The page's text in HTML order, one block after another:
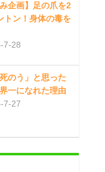
み企画】足の爪を2
トン！身体の毒を
7-28
死のう」と思った
一になれた理由
7-27